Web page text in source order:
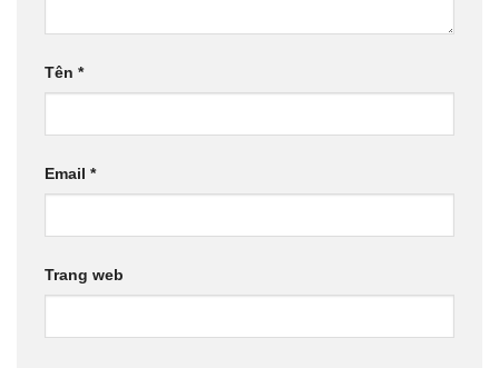
Tên *
Email *
Trang web